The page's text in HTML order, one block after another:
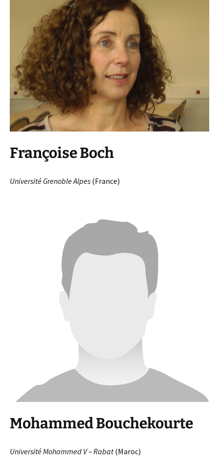
Françoise Boch
Université Grenoble Alpes (France)
Mohammed Bouchekourte
Université Mohammed V – Rabat(Maroc)